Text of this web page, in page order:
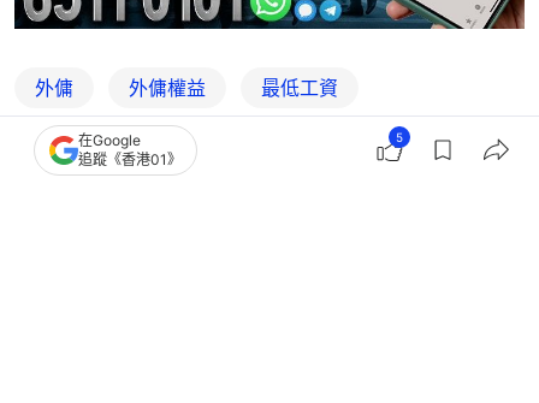
外傭 外傭權益 最低工資
3
在Google
追蹤《香港01》
5